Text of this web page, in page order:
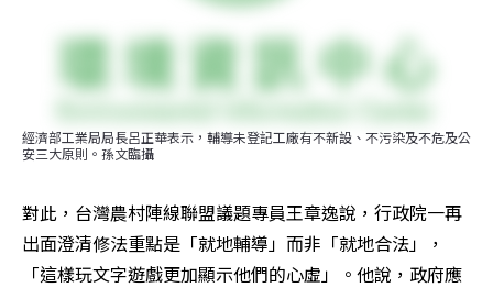
經濟部工業局局長呂正華表示，輔導未登記工廠有不新設、不污染及不危及公
安三大原則。孫文臨攝
對此，台灣農村陣線聯盟議題專員王章逸說，行政院一再
出面澄清修法重點是「就地輔導」而非「就地合法」，
「這樣玩文字遊戲更加顯示他們的心虛」。他說，政府應